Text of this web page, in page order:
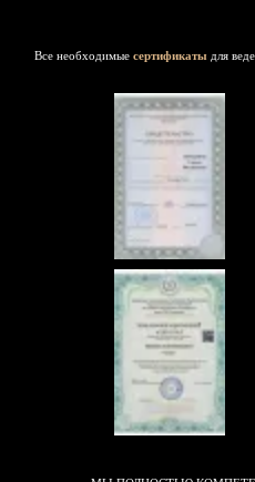
Все необходимые сертификаты для